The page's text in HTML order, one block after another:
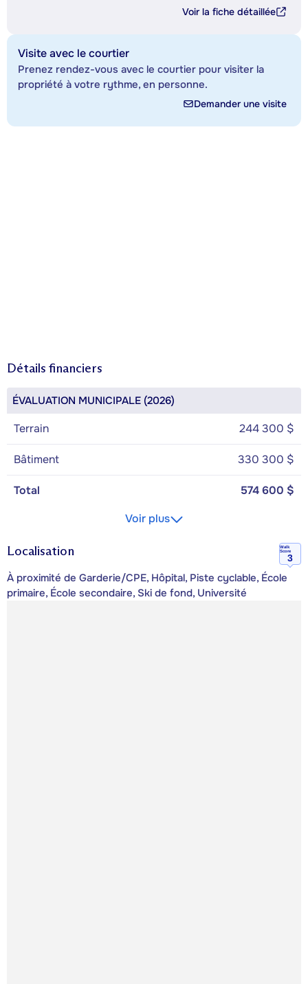
Voir la fiche détaillée
Visite avec le courtier
Prenez rendez-vous avec le courtier pour visiter la
propriété à votre rythme, en personne.
Demander une visite
Détails financiers
ÉVALUATION MUNICIPALE (2026)
Terrain 244 300 $
Bâtiment 330 300 $
Total
574 600 $
Voir plus
Localisation
Walk
Score
3
À proximité de Garderie/CPE, Hôpital, Piste cyclable, École
primaire, École secondaire, Ski de fond, Université